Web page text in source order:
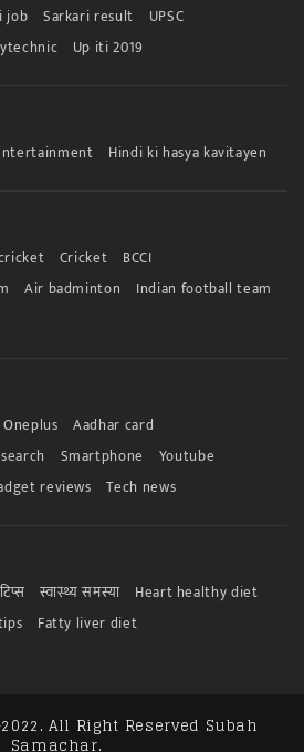
job Sarkari result
UPSC
Up iti 2019
Hindi ki hasya kavitayen
Cricket
BCCI
Air badminton
Indian football team
Oneplus
Aadhar card
Smartphone
Youtube
reviews Tech news
स्वास्थ्य समस्या
Heart healthy diet
Fatty liver diet
All Right Reserved Subah
Samachar.